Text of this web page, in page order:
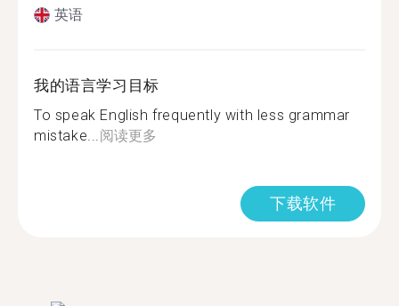
英语
我的语言学习目标
To speak English frequently with less grammar
mistake...阅读更多
下载软件